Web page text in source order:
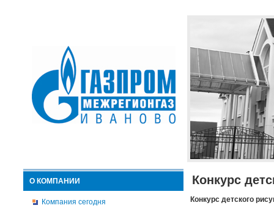
О КОМПАНИИ
Компания сегодня
Конкурс
Конкурс детского